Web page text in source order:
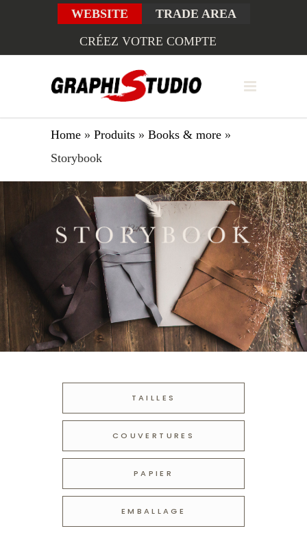
WEBSITE
TRADE AREA
CRÉEZ VOTRE COMPTE
Home » Produits » Books & more »
Storybook
TAILLES
COUVERTURES
PAPIER
EMBALLAGE